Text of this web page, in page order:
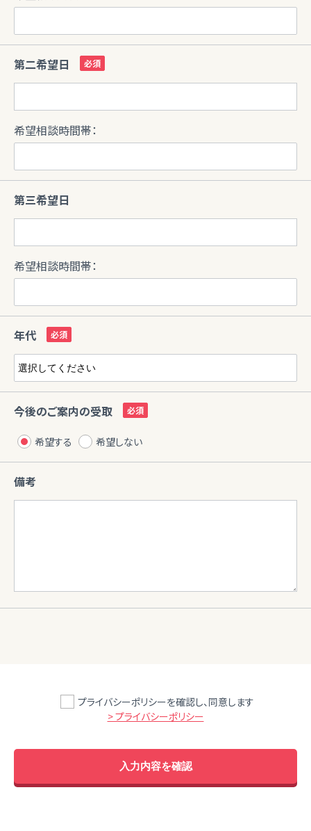
第二希望日
希望相談時間帯：
第三希望日
希望相談時間帯：
年代
今後のご案内の受取
希望する 希望しない
備考
プライバシーポリシーを確認し、同意します
> プライバシーポリシー
入力内容を確認